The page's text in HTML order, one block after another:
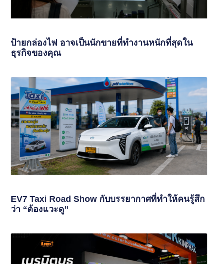
ป้ายกล่องไฟ อาจเป็นนักขายที่ทำงานหนักที่สุดใน
ธุรกิจของคุณ
EV7 Taxi Road Show กับบรรยากาศที่ทำให้คนรู้สึก
ว่า “ต้องแวะดู”